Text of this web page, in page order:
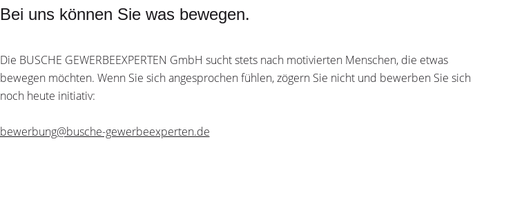
Bei uns können Sie was bewegen.
Die BUSCHE GEWERBEEXPERTEN GmbH sucht stets nach motivierten Menschen, die etwas
bewegen möchten. Wenn Sie sich angesprochen fühlen, zögern Sie nicht und bewerben Sie sich
noch heute initiativ:
bewerbung@busche-gewerbeexperten.de